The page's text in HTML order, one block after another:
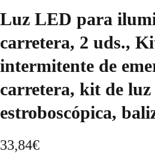
Luz LED para
carretera, 2 uds.,
intermitente de
carretera, kit de luz
estroboscópica,
33,84€